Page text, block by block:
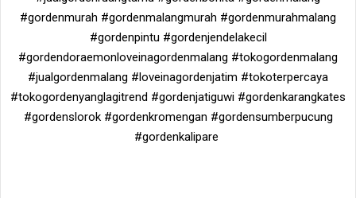
#gordenmurah #gordenmalangmurah #gordenmurahmalang
#gordenpintu #gordenjendelakecil
#gordendoraemonloveinagordenmalang #tokogordenmalang
#jualgordenmalang #loveinagordenjatim #tokoterpercaya
#tokogordenyanglagitrend #gordenjatiguwi #gordenkarangkates
#gordenslorok #gordenkromengan #gordensumberpucung
#gordenkalipare